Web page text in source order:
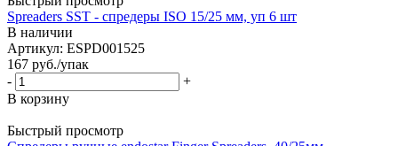
Spreaders SST - спредеры ISO 15/25 мм, уп 6 шт
В наличии
Артикул: ESPD001525
167 руб./упак
-
+
В корзину
Быстрый просмотр